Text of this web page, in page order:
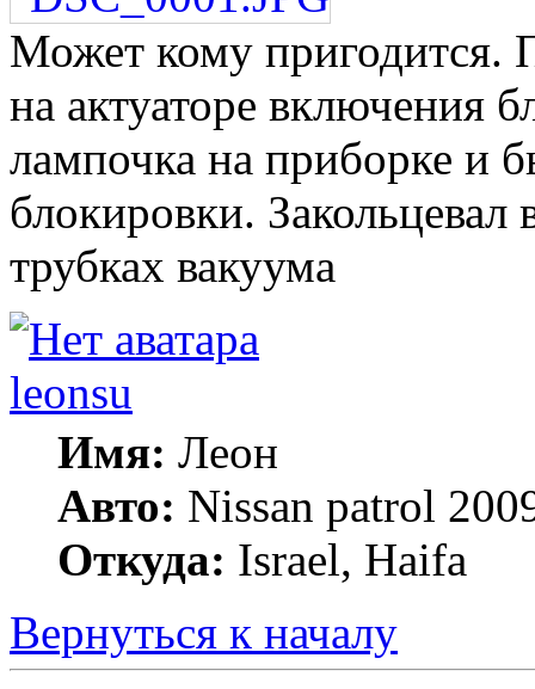
Может кому пригодится.
на актуаторе включения
лампочка на приборке и
блокировки. Закольцевал
трубках вакуума
leonsu
Имя: Леон
Авто: Nissan patrol
Откуда: Israel, Haifa
Вернуться к началу